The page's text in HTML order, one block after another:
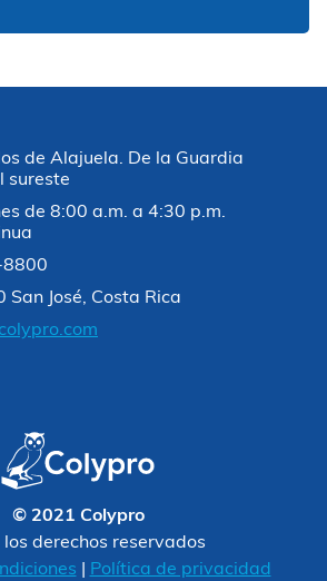
de Alajuela. De la Guardia
sureste
de 8:00 a.m. a 4:30 p.m.
José, Costa Rica
© 2021 Colypro
los derechos reservados
Política de privacidad